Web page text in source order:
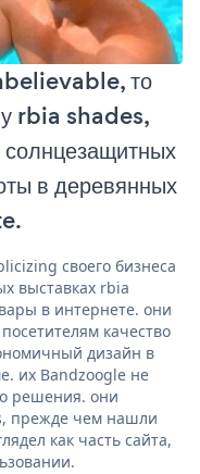
то
rbia shades,
солнцезащитных
в деревянных
своего бизнеса
выставках rbia
в интернете. они
качество
дизайн в
их Bandzoogle не
решения. они
прежде чем нашли
как часть сайта,